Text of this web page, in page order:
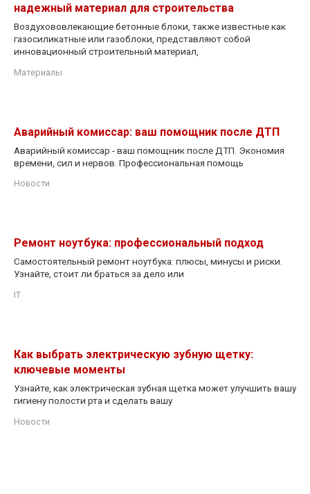
надежный материал для строительства
Воздухововлекающие бетонные блоки, также известные как
газосиликатные или газоблоки, представляют собой
инновационный строительный материал,
Материалы
Аварийный комиссар: ваш помощник после ДТП
Аварийный комиссар - ваш помощник после ДТП. Экономия
времени, сил и нервов. Профессиональная помощь
Новости
Ремонт ноутбука: профессиональный подход
Самостоятельный ремонт ноутбука: плюсы, минусы и риски.
Узнайте, стоит ли браться за дело или
IT
Как выбрать электрическую зубную щетку:
ключевые моменты
Узнайте, как электрическая зубная щетка может улучшить вашу
гигиену полости рта и сделать вашу
Новости